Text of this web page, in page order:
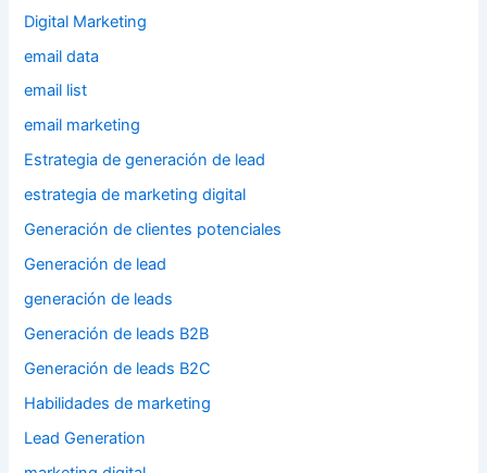
Digital Marketing
email data
email list
email marketing
Estrategia de generación de lead
estrategia de marketing digital
Generación de clientes potenciales
Generación de lead
generación de leads
Generación de leads B2B
Generación de leads B2C
Habilidades de marketing
Lead Generation